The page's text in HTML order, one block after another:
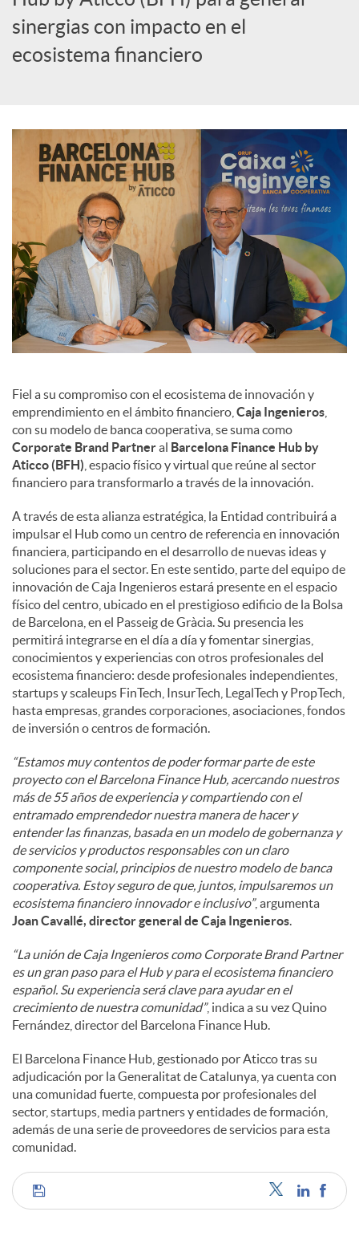
a
s
sinergias con impacto en el
ecosistema financiero
Fiel a su compromiso con el ecosistema de innovación y
emprendimiento en el ámbito financiero, Caja Ingenieros
con su modelo de banca cooperativa, se suma como
Corporate Brand Partneral Barcelona Finance Hub by
Aticco (BFH) , espacio físico y virtual que reúne al sector
financiero para transformarlo a través de la innovación.
A través de esta alianza estratégica, la Entidad contribuirá a
impulsar el Hub como un centro de referencia en innovación
financiera, participando en el desarrollo de nuevas ideas y
soluciones para el sector. En este sentido, parte del equipo de
innovación de Caja Ingenieros estará presente en el espacio
físico del centro, ubicado en el prestigioso edificio de la Bolsa
de Barcelona, en el Passeig de Gràcia. Su presencia les
permitirá integrarse en el día a día y fomentar sinergias,
conocimientos y experiencias con otros profesionales del
ecosistema financiero: desde profesionales independientes,
startups y scaleups FinTech, InsurTech, LegalTech y PropTech,
hasta empresas, grandes corporaciones, asociaciones, fondos
de inversión o centros de formación.
“Estamos muy contentos de poder formar parte de este
proyecto con el Barcelona Finance Hub, acercando nuestros
más de 55 años de experiencia y compartiendo con el
entramado emprendedor nuestra manera de hacer y
entender las finanzas, basada en un modelo de gobernanza y
de servicios y productos responsables con un claro
componente social, principios de nuestro modelo de banca
cooperativa. Estoy seguro de que, juntos, impulsaremos un
ecosistema financiero innovador e inclusivo”, argumenta
Joan Cavallé, director general de Caja Ingenieros.
“La unión de Caja Ingenieros como Corporate Brand Partner
es un gran paso para el Hub y para el ecosistema financiero
español. Su experiencia será clave para ayudar en el
crecimiento de nuestra comunidad”, indica a su vez Quino
Fernández, director del Barcelona Finance Hub.
El Barcelona Finance Hub, gestionado por Aticco tras su
adjudicación por la Generalitat de Catalunya, ya cuenta con
una comunidad fuerte, compuesta por profesionales del
sector, startups, media partners y entidades de formación,
además de una serie de proveedores de servicios para esta
comunidad.
C